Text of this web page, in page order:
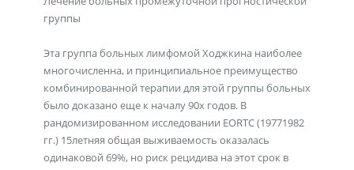
группы
Эта группа больных лимфомой Ходжкина наиболее
многочисленна, и принципиальное преимущество
комбинированной терапии для этой группы больных
было доказано еще к началу 90х годов. В
рандомизированном исследовании EORTC (19771982
гг.) 15летняя общая выживаемость оказалась
одинаковой 69%, но риск рецидива на этот срок в